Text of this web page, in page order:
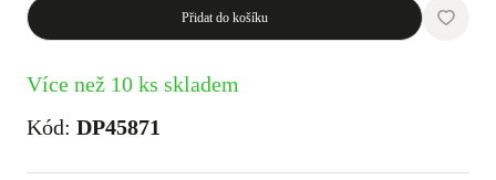
Přidat do košíku
Více než 10 ks skladem
Kód: DP45871